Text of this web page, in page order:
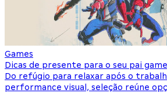
Games
Dicas de presente para o seu pai
Do refúgio para relaxar após o
performance visual, seleção reúne